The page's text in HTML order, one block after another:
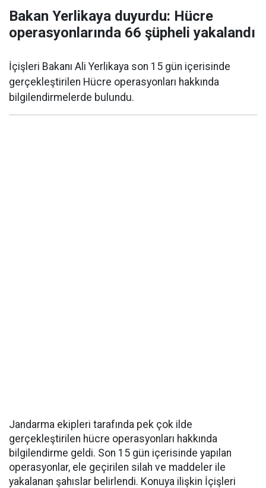
Bakan Yerlikaya duyurdu: Hücre
operasyonlarında 66 şüpheli yakalandı
İçişleri Bakanı Ali Yerlikaya son 15 gün içerisinde
gerçekleştirilen Hücre operasyonları hakkında
bilgilendirmelerde bulundu.
Jandarma ekipleri tarafında pek çok ilde
gerçekleştirilen hücre operasyonları hakkında
bilgilendirme geldi. Son 15 gün içerisinde yapılan
operasyonlar, ele geçirilen silah ve maddeler ile
yakalanan şahıslar belirlendi. Konuya ilişkin İçişleri